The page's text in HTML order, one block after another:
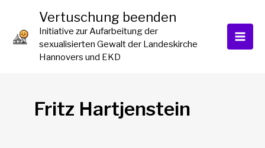
springen
Vertuschung beenden
Initiative zur Aufarbeitung der
sexualisierten Gewalt der Landeskirche
Hannovers und EKD
Fritz Hartjenstein